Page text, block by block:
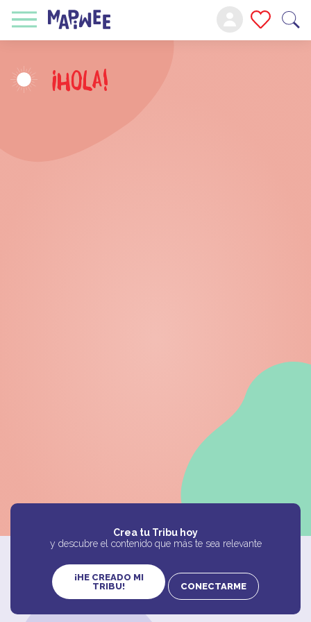
¡Hola!
Libro para colorear y juegos espaciales para
Crea tu Tribu hoy
y descubre el contenido que más te sea relevante
¡HE CREADO MI
TRIBU!
CONECTARME